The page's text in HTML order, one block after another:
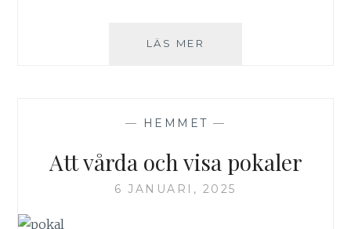
LÄS MER
— HEMMET —
Att vårda och visa pokaler
6 JANUARI, 2025